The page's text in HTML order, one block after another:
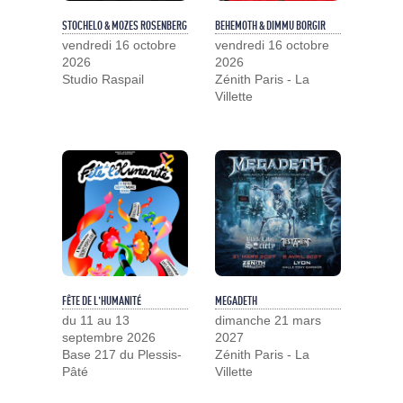
STOCHELO & MOZES ROSENBERG
vendredi 16 octobre
2026
Studio Raspail
BEHEMOTH & DIMMU BORGIR
vendredi 16 octobre
2026
Zénith Paris - La
Villette
FÊTE DE L'HUMANITÉ
du 11 au 13
septembre 2026
Base 217 du Plessis-
Pâté
MEGADETH
dimanche 21 mars
2027
Zénith Paris - La
Villette